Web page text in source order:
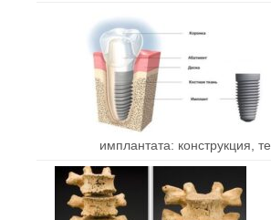
имплантата: конструкция,